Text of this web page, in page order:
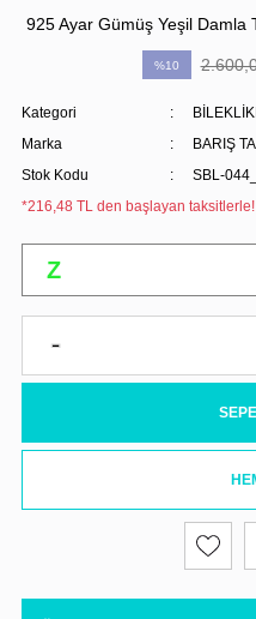
925 Ayar Gümüş Yeşil Damla
%10
Kategori
Marka
BARIŞ
Stok Kodu
SBL-
*216,48 TL den başlayan taksitlerle!